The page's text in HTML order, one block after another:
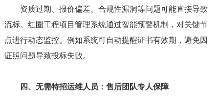
资质过期、报价偏差、合规性漏洞等问题可能直接导致
流标。红圈工程项目管理系统通过智能预警机制，对关键节
点进行动态监控。例如系统可自动提醒证书有效期，避免因
证照问题导致投标失败。
四、无需特招运维人员：售后团队专人保障